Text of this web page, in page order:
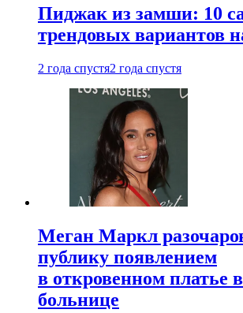
Пиджак из замши: 10
трендовых вариантов
2 года спустя2 года спустя
Меган Маркл
публику появлением
в откровенном платье
больнице